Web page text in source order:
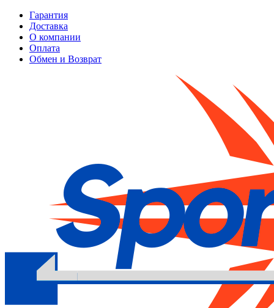
Гарантия
Доставка
О компании
Оплата
Обмен и Возврат